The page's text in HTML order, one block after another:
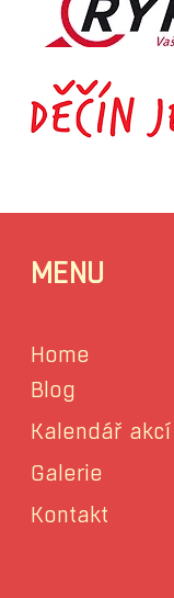
MENU
Home
Blog
Kalendář akcí
Galerie
Kontakt